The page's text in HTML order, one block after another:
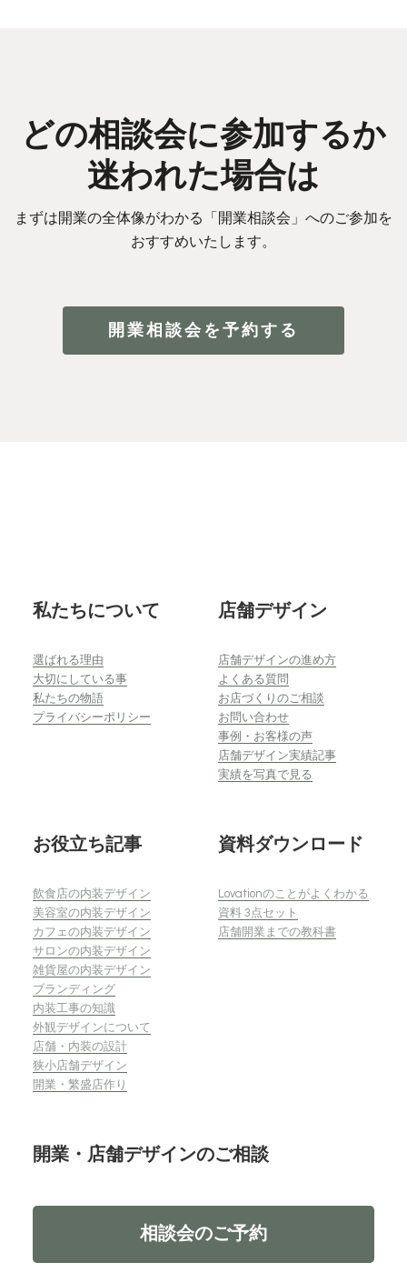
どの相談会に参加するか
迷われた場合は
まずは開業の全体像がわかる「開業相談会」へのご参加を
おすすめいたします。
開業相談会を予約する
Footer
私たちについて
選ばれる理由
大切にしている事
私たちの物語
プライバシーポリシー
店舗デザイン
店舗デザインの進め方
よくある質問
お店づくりのご相談
お問い合わせ
事例・お客様の声
店舗デザイン実績記事
実績を写真で見る
お役立ち記事
飲食店の内装デザイン
美容室の内装デザイン
カフェの内装デザイン
サロンの内装デザイン
雑貨屋の内装デザイン
ブランディング
内装工事の知識
外観デザインについて
店舗・内装の設計
狭小店舗デザイン
開業・繁盛店作り
資料ダウンロード
Lovationのことがよくわかる
資料 3点セット
店舗開業までの教科書
開業・店舗デザインのご相談
相談会のご予約